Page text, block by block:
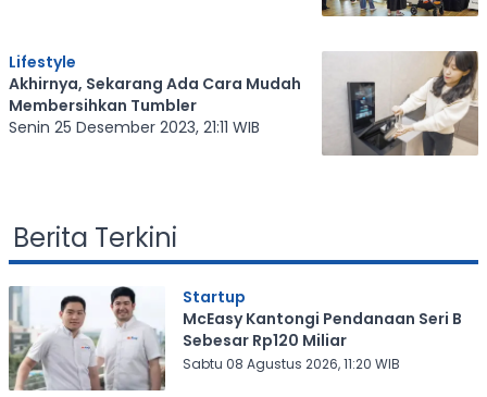
Lifestyle
Akhirnya, Sekarang Ada Cara Mudah
Membersihkan Tumbler
Senin 25 Desember 2023, 21:11 WIB
Berita Terkini
Startup
McEasy Kantongi Pendanaan Seri B
Sebesar Rp120 Miliar
Sabtu 08 Agustus 2026, 11:20 WIB